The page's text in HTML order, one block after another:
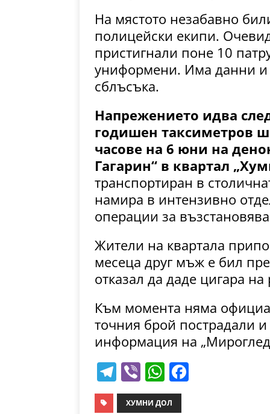
На мястото незабавно
полицейски екипи.
пристигнали поне 10
униформени. Има данни и
сблъсъка.
Напрежението идва
годишен таксиметров
часове на 6 юни на
Гагарин“ в квартал
транспортиран в
намира в интензивно
операции за
Жители на квартала
месеца друг мъж е бил
отказал да даде цигара
Към момента няма
точния брой пострадали
информация на
T
el
Vi
b
W
h
ХУМНИ ДОЛ